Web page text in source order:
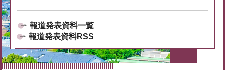
報道発表資料一覧
報道発表資料RSS